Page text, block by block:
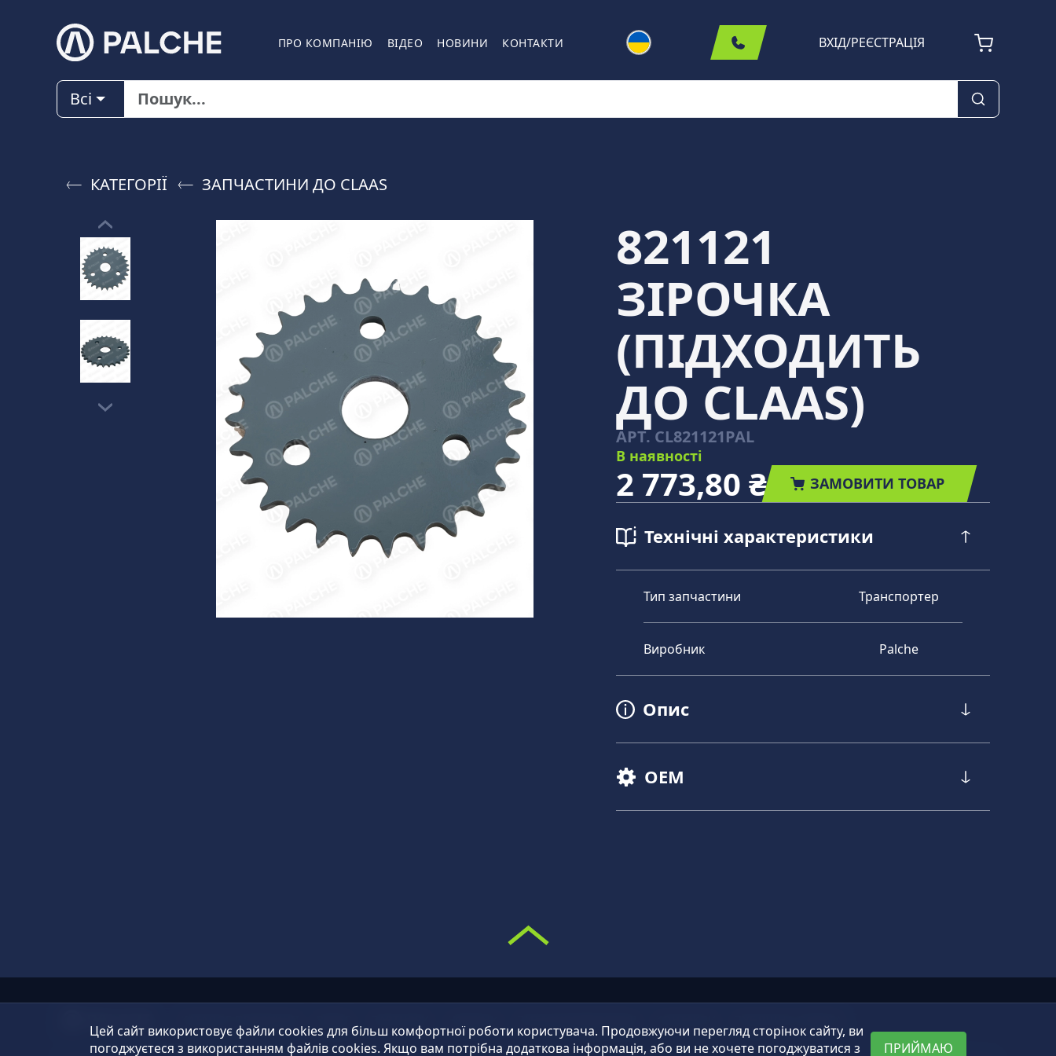
ПРО КОМПАНІЮ ВІДЕО НОВИНИ КОНТАКТИ ВХІД/РЕЄСТРАЦІЯ
Всі
КАТЕГОРІЇ ЗАПЧАСТИНИ ДО CLAAS
821121
ЗІРОЧКА
(ПІДХОДИТЬ
ДО CLAAS)
АРТ. CL821121PAL
В наявності
2 773,80 ₴ ЗАМОВИТИ ТОВАР
Технічні характеристики
Тип запчастини Транспортер
Виробник Palche
Опис
OEM
Цей сайт використовує файли cookies для більш комфортної роботи користувача. Продовжуючи перегляд сторінок сайту, ви
погоджуєтеся з використанням файлів cookies. Якщо вам потрібна додаткова інформація, або ви не хочете погоджуватися з
ПРИЙМАЮ